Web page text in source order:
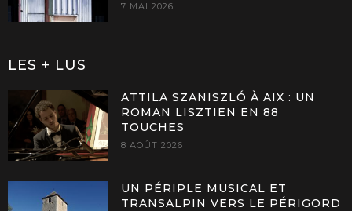
7 MAI 2026
LES + LUS
ATTILA SZANISZLÓ À AIX : UN
ROMAN LISZTIEN EN 88
TOUCHES
8 AOÛT 2026
UN PÉRIPLE MUSICAL ET
TRANSALPIN VERS LE PÉRIGORD